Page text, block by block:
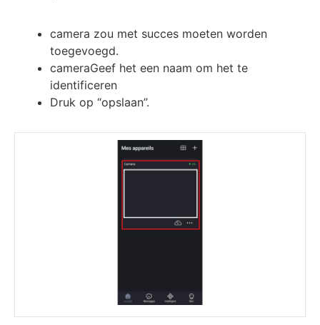
camera zou met succes moeten worden
toegevoegd.
cameraGeef het een naam om het te
identificeren
Druk op “opslaan”.